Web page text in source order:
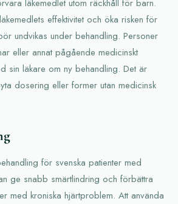
läkemedlet utom räckhåll för barn.
effektivitet och öka risken för
undvikas under behandling. Personer
eller annat pågående medicinskt
sin läkare om ny behandling. Det är
dosering eller former utan medicinsk
för svenska patienter med
ge snabb smärtlindring och förbättra
med kroniska hjärtproblem. Att använda